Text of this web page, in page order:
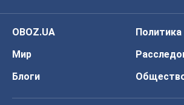
OBOZ.UA
Политика
Мир
Блоги